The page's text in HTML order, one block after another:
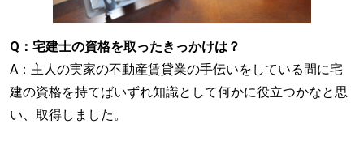
Q： 宅建士の資格を取ったきっかけは？
A：主人の実家の不動産賃貸業の手伝いをしている間に宅
建の資格を持てばいずれ知識として何かに役立つかなと思
い、取得しました。